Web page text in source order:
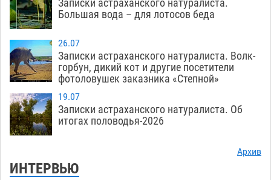
Большая вода – для лотосов беда
26.07
Записки астраханского натуралиста. Волк-
горбун, дикий кот и другие посетители
фотоловушек заказника «Степной»
19.07
Записки астраханского натуралиста. Об
итогах половодья-2026
Архив
ИНТЕРВЬЮ